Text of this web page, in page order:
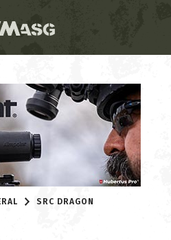
SRC DRAGON